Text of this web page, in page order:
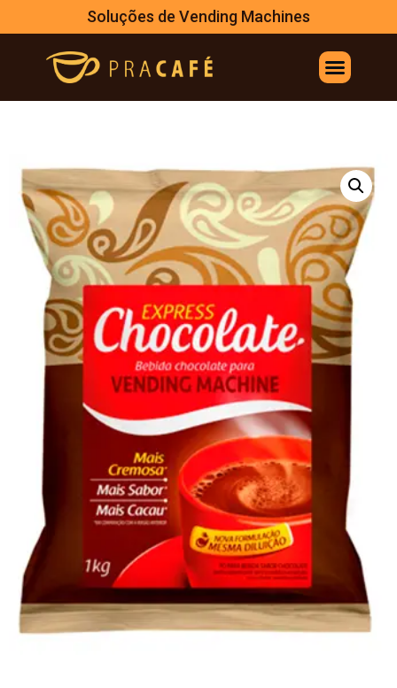
Soluções de Vending Machines